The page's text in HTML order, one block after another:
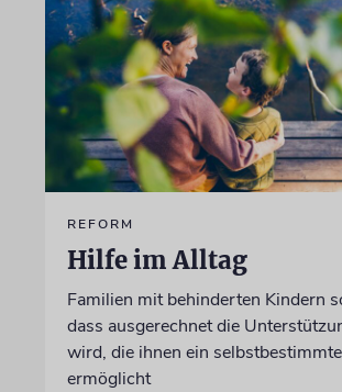
REFORM
Hilfe im Alltag
Familien mit behinderten Kindern
dass ausgerechnet die
wird, die ihnen ein
ermöglicht